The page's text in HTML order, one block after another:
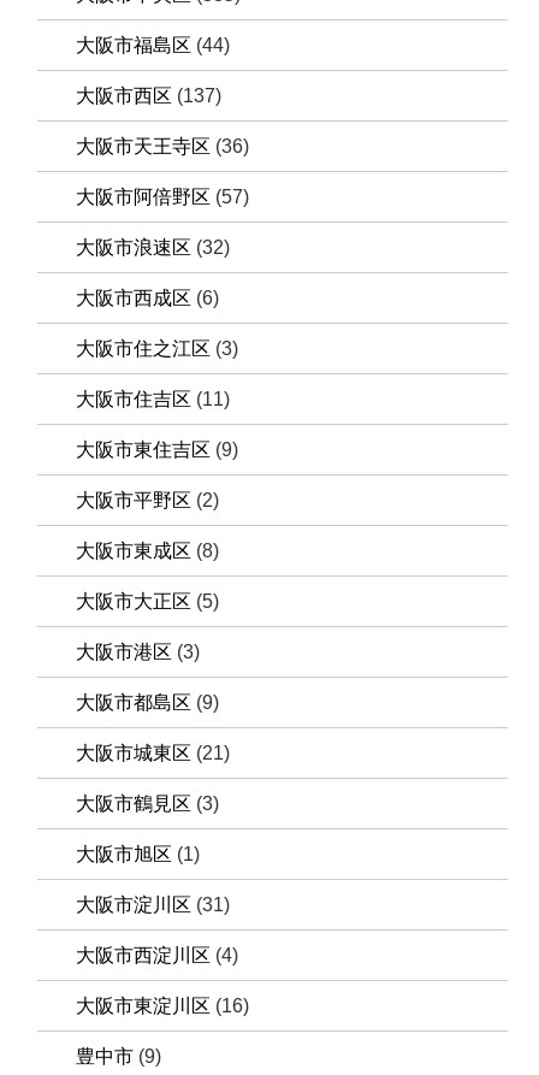
大阪市福島区 (44)
大阪市西区 (137)
大阪市天王寺区 (36)
大阪市阿倍野区 (57)
大阪市浪速区 (32)
大阪市西成区 (6)
大阪市住之江区 (3)
大阪市住吉区 (11)
大阪市東住吉区 (9)
大阪市平野区 (2)
大阪市東成区 (8)
大阪市大正区 (5)
大阪市港区 (3)
大阪市都島区 (9)
大阪市城東区 (21)
大阪市鶴見区 (3)
大阪市旭区 (1)
大阪市淀川区 (31)
大阪市西淀川区 (4)
大阪市東淀川区 (16)
豊中市 (9)